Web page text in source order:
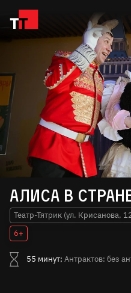
Алиса в
Театр-Тятрик (ул. Крисанова,
6+
55 минут; Антрактов: без